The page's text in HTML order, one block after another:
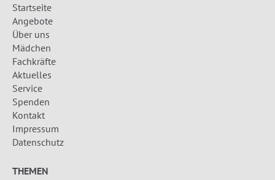
Startseite
Angebote
Über uns
Mädchen
Fachkräfte
Aktuelles
Service
Spenden
Kontakt
Impressum
Datenschutz
THEMEN